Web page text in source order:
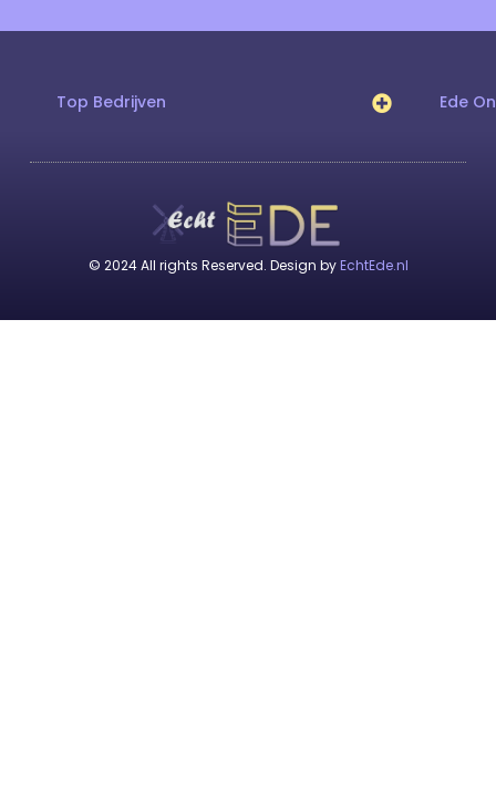
Top Bedrijven Ede
© 2024 All rights Reserved. Design by EchtEde.nl